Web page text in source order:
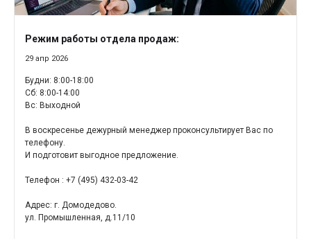
Режим работы отдела продаж:
29 апр 2026
Будни: 8:00-18:00
Cб: 8:00-14:00
Вс: Выходной
В воскресенье дежурный менеджер проконсультирует Вас по
телефону.
И подготовит выгодное предложение.
Телефон : +7 (495) 432-03-42
Адрес: г. Домодедово.
ул. Промышленная, д.11/10